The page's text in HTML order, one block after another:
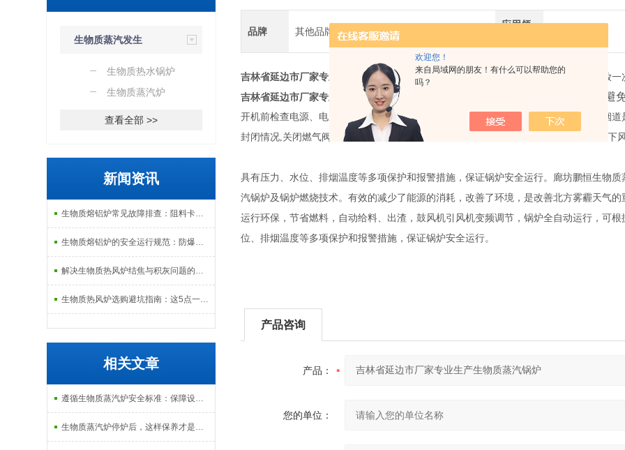
欢迎您！
来自局域网的朋友！有什么可以帮助您的
吗？
生物质蒸汽发生
生物质热水锅炉
生物质蒸汽炉
查看全部 >>
新闻资讯
生物质熔铝炉常见故障排查：阻料卡料、火嘴结焦与烟气排放异常的处理
生物质熔铝炉的安全运行规范：防爆、防泄漏与应急处理机制
解决生物质热风炉结焦与积灰问题的关键技术路径探讨
生物质热风炉选购避坑指南：这5点一定要注意
相关文章
遵循生物质蒸汽炉安全标准：保障设备与人员安全
生物质蒸汽炉停炉后，这样保养才是正确的
品牌 其他品牌
应用领
吉林省延边市厂家专业生产生物质蒸汽锅炉在使用本产品时请注意排污。每天至少排放
吉林省延边市厂家专业生产生物质蒸汽锅炉 电控箱、燃烧器，水泵电机等部位应避
开机前检查电源、电压、水源，燃气是否有异常情况，关闭排污阀开启供水阀、检查烟
封闭情况,关闭燃气阀预点火一次确认电机正反转.检查水泵是否卡死，若水泵
具有压力、水位、排烟温度等多项保护和报警措施，保证锅炉安全运行。 廊坊鹏恒生物质
汽锅炉及锅炉燃烧技术。有效的减少了能源的消耗，改善了环境，是改善北方雾霾天气的
运行环保，节省燃料，自动给料、出渣，鼓风机引风机变频调节，锅炉全自动运行，可
位、排烟温度等多项保护和报警措施，保证锅炉安全运行。
产品咨询
产品：
您的单位：